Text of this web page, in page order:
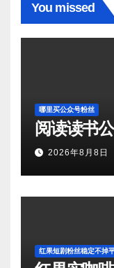
You missed
哪里买公众号粉丝
阅读读书
2026年8月8日
红果短剧粉丝稳定不掉